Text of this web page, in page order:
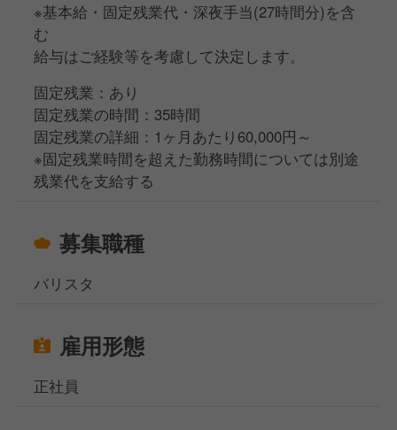
※基本給・固定残業代・深夜手当(27時間分)を含
む
給与はご経験等を考慮して決定します。
固定残業：あり
固定残業の時間：35時間
固定残業の詳細：1ヶ月あたり60,000円～
※固定残業時間を超えた勤務時間については別途
残業代を支給する
募集職種
バリスタ
雇用形態
正社員